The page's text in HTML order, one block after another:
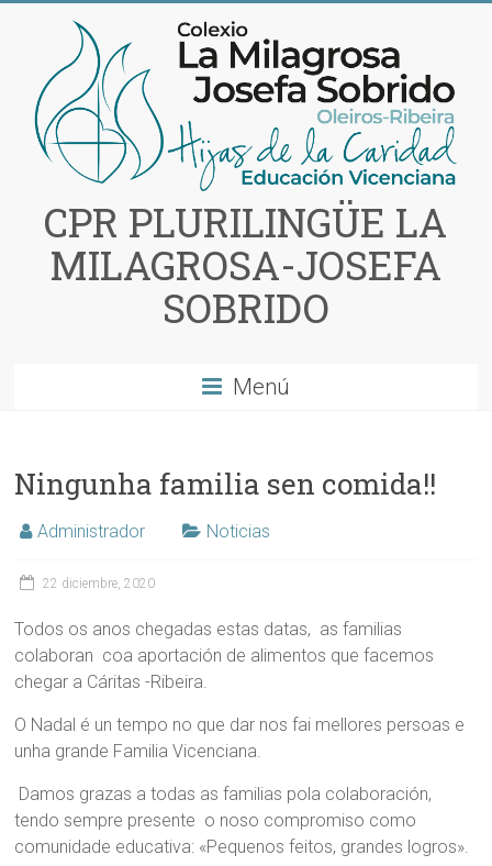
contenido
CPR PLURILINGÜE LA
MILAGROSA-JOSEFA
SOBRIDO
Menú
Ningunha familia sen comida!!
Administrador Noticias
22 diciembre, 2020
Todos os anos chegadas estas datas, as familias
colaboran coa aportación de alimentos que facemos
chegar a Cáritas -Ribeira.
O Nadal é un tempo no que dar nos fai mellores persoas e
unha grande Familia Vicenciana.
Damos grazas a todas as familias pola colaboración,
tendo sempre presente o noso compromiso como
comunidade educativa: «Pequenos feitos, grandes logros».